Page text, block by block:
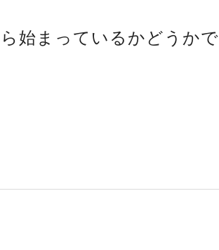
始まっているかどうかで